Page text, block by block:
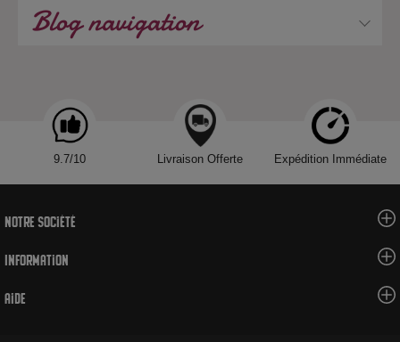
Blog navigation
9.7/10 Livraison Offerte Expédition Immédiate
Notre société
Information
Aide